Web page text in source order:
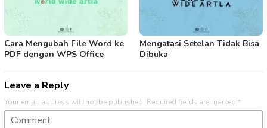
Cara Mengubah File Word ke
PDF dengan WPS Office
Mengatasi Setelan Tidak Bisa
Dibuka
Leave a Reply
Your email address will not be published. Required fields are marked *